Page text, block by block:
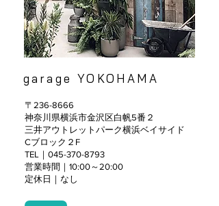
garage YOKOHAMA
〒236-8666
神奈川県横浜市金沢区白帆5番２
三井アウトレットパーク横浜ベイサイド
Cブロック２F
TEL｜045-370-8793
営業時間｜10:00～20:00
定休日｜なし